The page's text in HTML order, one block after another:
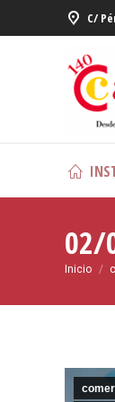
C/
02/
Estás
Inicio